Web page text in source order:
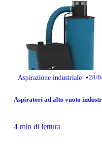
Aspirazione industriale •28/
Aspiratori ad alto vuoto
4 min di lettura